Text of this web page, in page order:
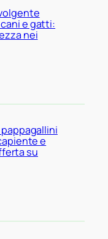
e gatti:
nei
e
su